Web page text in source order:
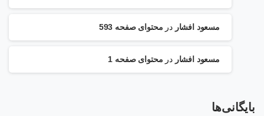
مسعود افشار در محتوای صفحه 593
مسعود افشار در محتوای صفحه 1
بایگانی‌ها